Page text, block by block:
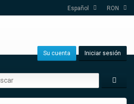
RON
Español
Iniciar sesión
Su cuenta